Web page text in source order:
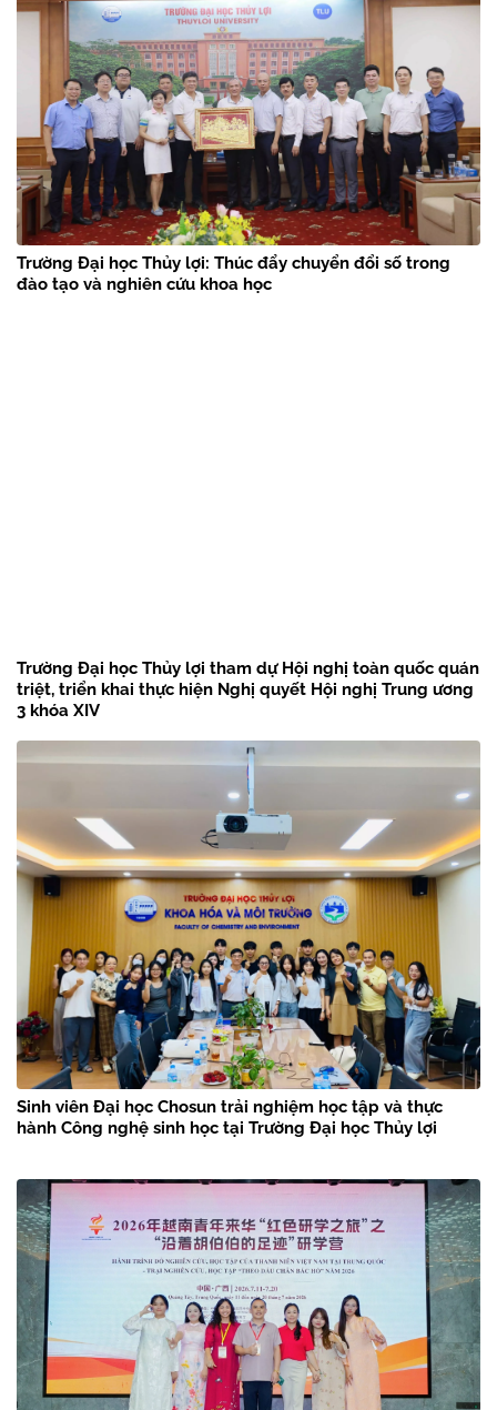
Trường Đại học Thủy lợi: Thúc đẩy chuyển đổi số trong
đào tạo và nghiên cứu khoa học
Trường Đại học Thủy lợi tham dự Hội nghị toàn quốc quán
triệt, triển khai thực hiện Nghị quyết Hội nghị Trung ương
3 khóa XIV
Sinh viên Đại học Chosun trải nghiệm học tập và thực
hành Công nghệ sinh học tại Trường Đại học Thủy lợi